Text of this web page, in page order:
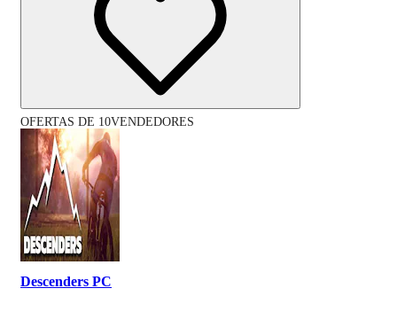
OFERTAS DE 10VENDEDORES
Descenders PC